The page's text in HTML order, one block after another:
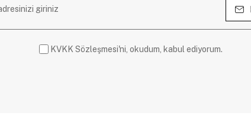
KVKK Sözleşmesi'ni, okudum, kabul ediyorum.